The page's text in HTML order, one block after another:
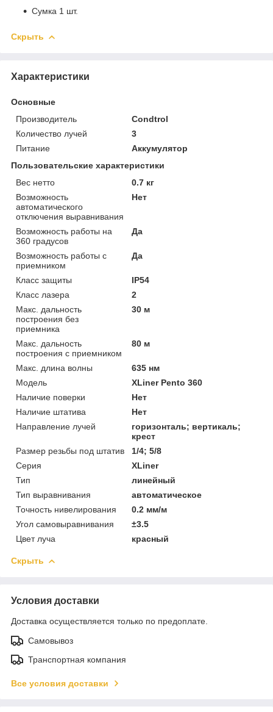
Cумка 1 шт.
Скрыть
Характеристики
Основные
Производитель
Condtrol
Количество лучей
3
Питание
Аккумулятор
Пользовательские характеристики
Вес нетто
0.7 кг
Возможность
автоматического
отключения выравнивания
Нет
Возможность работы на
360 градусов
Да
Возможность работы с
приемником
Да
Класс защиты
IP54
Класс лазера
2
Макс. дальность
построения без
приемника
30 м
Макс. дальность
построения с приемником
80 м
Макс. длина волны
635 нм
Модель
XLiner Pento 360
Наличие поверки
Нет
Наличие штатива
Нет
Направление лучей
горизонталь; вертикаль;
крест
Размер резьбы под штатив
1/4; 5/8
Серия
XLiner
Тип
линейный
Тип выравнивания
автоматическое
Точность нивелирования
0.2 мм/м
Угол самовыравнивания
±3.5
Цвет луча
красный
Скрыть
Условия доставки
Доставка осуществляется только по предоплате.
Самовывоз
Транспортная компания
Все условия доставки